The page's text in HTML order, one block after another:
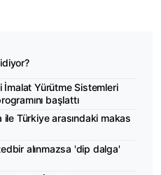
İmalat Yürütme Sistemleri
başlattı
Türkiye arasındaki makas
alınmazsa 'dip dalga'